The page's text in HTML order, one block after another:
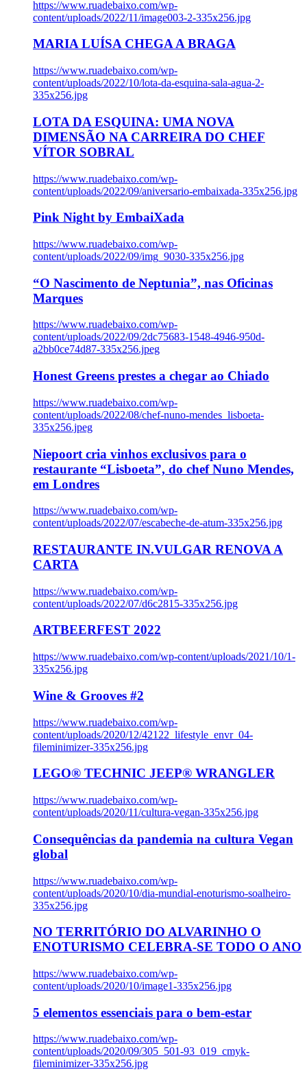
https://www.ruadebaixo.com/wp-
content/uploads/2022/11/image003-2-335x256.jpg
MARIA LUÍSA CHEGA A BRAGA
https://www.ruadebaixo.com/wp-
content/uploads/2022/10/lota-da-esquina-sala-agua-2-
335x256.jpg
LOTA DA ESQUINA: UMA NOVA
DIMENSÃO NA CARREIRA DO CHEF
VÍTOR SOBRAL
https://www.ruadebaixo.com/wp-
content/uploads/2022/09/aniversario-embaixada-335x256.jpg
Pink Night by EmbaiXada
https://www.ruadebaixo.com/wp-
content/uploads/2022/09/img_9030-335x256.jpg
“O Nascimento de Neptunia”, nas Oficinas
Marques
https://www.ruadebaixo.com/wp-
content/uploads/2022/09/2dc75683-1548-4946-950d-
a2bb0ce74d87-335x256.jpeg
Honest Greens prestes a chegar ao Chiado
https://www.ruadebaixo.com/wp-
content/uploads/2022/08/chef-nuno-mendes_lisboeta-
335x256.jpeg
Niepoort cria vinhos exclusivos para o
restaurante “Lisboeta”, do chef Nuno Mendes,
em Londres
https://www.ruadebaixo.com/wp-
content/uploads/2022/07/escabeche-de-atum-335x256.jpg
RESTAURANTE IN.VULGAR RENOVA A
CARTA
https://www.ruadebaixo.com/wp-
content/uploads/2022/07/d6c2815-335x256.jpg
ARTBEERFEST 2022
https://www.ruadebaixo.com/wp-content/uploads/2021/10/1-
335x256.jpg
Wine & Grooves #2
https://www.ruadebaixo.com/wp-
content/uploads/2020/12/42122_lifestyle_envr_04-
fileminimizer-335x256.jpg
LEGO® TECHNIC JEEP® WRANGLER
https://www.ruadebaixo.com/wp-
content/uploads/2020/11/cultura-vegan-335x256.jpg
Consequências da pandemia na cultura Vegan
global
https://www.ruadebaixo.com/wp-
content/uploads/2020/10/dia-mundial-enoturismo-soalheiro-
335x256.jpg
NO TERRITÓRIO DO ALVARINHO O
ENOTURISMO CELEBRA-SE TODO O ANO
https://www.ruadebaixo.com/wp-
content/uploads/2020/10/image1-335x256.jpg
5 elementos essenciais para o bem-estar
https://www.ruadebaixo.com/wp-
content/uploads/2020/09/305_501-93_019_cmyk-
fileminimizer-335x256.jpg